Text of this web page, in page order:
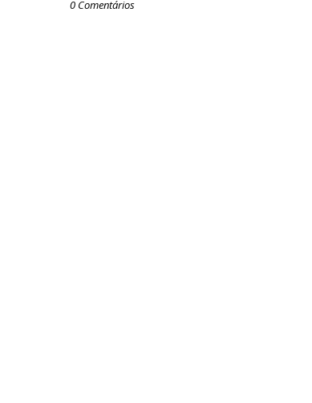
0 Comentários